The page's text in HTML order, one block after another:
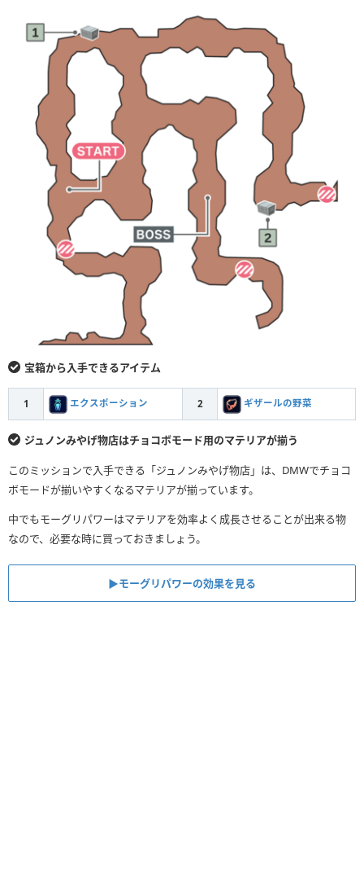
宝箱から入手できるアイテム
1 エクスポーション 2 ギザールの野菜
ジュノンみやげ物店はチョコボモード用のマテリアが揃う
このミッションで入手できる「ジュノンみやげ物店」は、DMWでチョコ
ボモードが揃いやすくなるマテリアが揃っています。
中でもモーグリパワーはマテリアを効率よく成長させることが出来る物
なので、必要な時に買っておきましょう。
▶︎モーグリパワーの効果を見る